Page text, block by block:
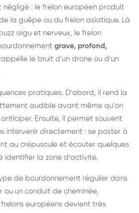
négligé : le frelon européen produit
la guêpe ou du frelon asiatique. Là
aigu et nerveux, le frelon
grave, profond,
le bruit d'un drone ou d'un
pratiques. D'abord, il rend la
audible avant même qu'on
Ensuite, il permet souvent
intervenir directement : se poster à
au crépuscule et écouter quelques
identifier la zone d'activité.
de bourdonnement régulier dans
ou un conduit de cheminée,
européens devient très